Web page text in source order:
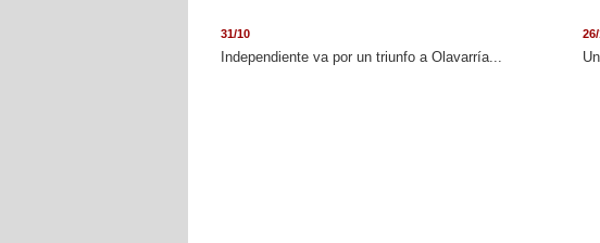
31/10
Independiente va por un triunfo a Olavarría...